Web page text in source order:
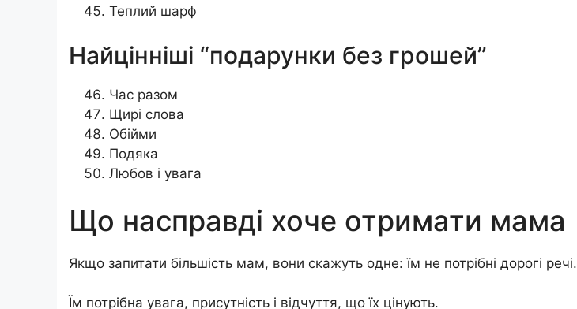
Теплий шарф
Найцінніші “подарунки без грошей”
Час разом
Щирі слова
Обійми
Подяка
Любов і увага
Що насправді хоче отримати мама
Якщо запитати більшість мам, вони скажуть одне: їм не потрібні дорогі речі.
Їм потрібна увага, присутність і відчуття, що їх цінують.